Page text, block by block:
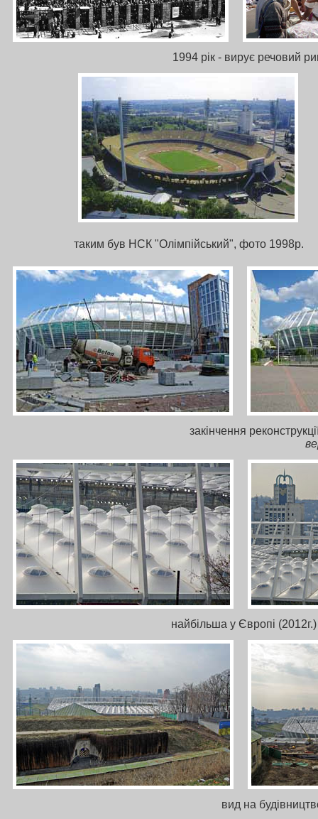
1994 рік - вирує речовий
таким був НСК "Олімпійський", фото 1998р.
закінчення
найбільша у Європі
вид на